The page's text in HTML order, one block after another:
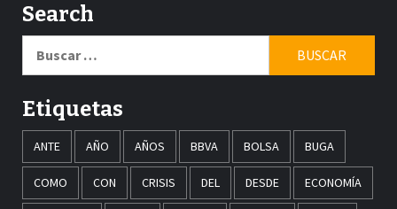
Search
Etiquetas
ANTE AÑO AÑOS BBVA BOLSA BUGA
COMO CON CRISIS DEL DESDE ECONOMÍA